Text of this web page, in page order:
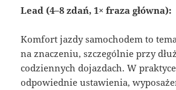
Lead (4–8 zdań, 1× fraza główna):
Komfort jazdy samochodem to
na znaczeniu, szczególnie przy
codziennych dojazdach. W
odpowiednie ustawienia,